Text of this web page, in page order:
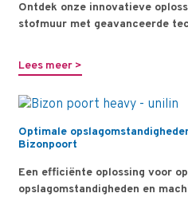
Ontdek onze innovatieve
stofmuur met geavanceerde
Lees meer >
Optimale
Bizonpoort
Een efficiënte oplossing voor
opslagomstandigheden en